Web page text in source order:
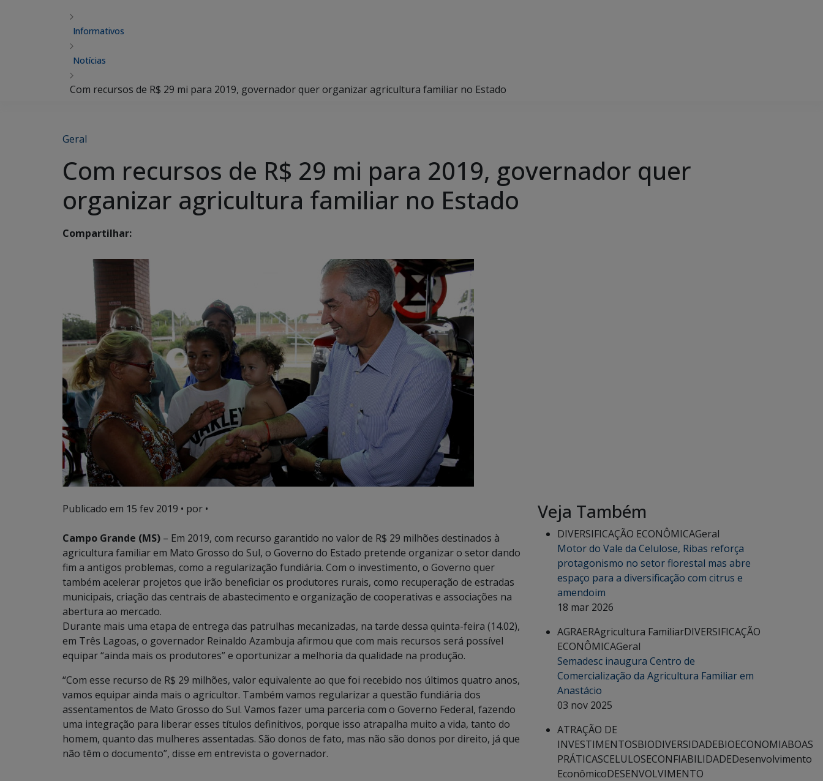
Informativos
Notícias
Com recursos de R$ 29 mi para 2019, governador quer organizar agricultura familiar no Estado
Geral
Com recursos de R$ 29 mi para 2019, governador quer
organizar agricultura familiar no Estado
Compartilhar:
Publicado em 15 fev 2019 • por •
Campo Grande (MS) – Em 2019, com recurso garantido no valor de R$ 29 milhões destinados à
agricultura familiar em Mato Grosso do Sul, o Governo do Estado pretende organizar o setor dando
fim a antigos problemas, como a regularização fundiária. Com o investimento, o Governo quer
também acelerar projetos que irão beneficiar os produtores rurais, como recuperação de estradas
municipais, criação das centrais de abastecimento e organização de cooperativas e associações na
abertura ao mercado.
Durante mais uma etapa de entrega das patrulhas mecanizadas, na tarde dessa quinta-feira (14.02),
em Três Lagoas, o governador Reinaldo Azambuja afirmou que com mais recursos será possível
equipar “ainda mais os produtores” e oportunizar a melhoria da qualidade na produção.
“Com esse recurso de R$ 29 milhões, valor equivalente ao que foi recebido nos últimos quatro anos,
vamos equipar ainda mais o agricultor. Também vamos regularizar a questão fundiária dos
assentamentos de Mato Grosso do Sul. Vamos fazer uma parceria com o Governo Federal, fazendo
uma integração para liberar esses títulos definitivos, porque isso atrapalha muito a vida, tanto do
homem, quanto das mulheres assentadas. São donos de fato, mas não são donos por direito, já que
não têm o documento”, disse em entrevista o governador.
Veja Também
DIVERSIFICAÇÃO ECONÔMICAGeral
Motor do Vale da Celulose, Ribas reforça
protagonismo no setor florestal mas abre
espaço para a diversificação com citrus e
amendoim
18 mar 2026
AGRAERAgricultura FamiliarDIVERSIFICAÇÃO
ECONÔMICAGeral
Semadesc inaugura Centro de
Comercialização da Agricultura Familiar em
Anastácio
03 nov 2025
ATRAÇÃO DE
INVESTIMENTOSBIODIVERSIDADEBIOECONOMIABOAS
PRÁTICASCELULOSECONFIABILIDADEDesenvolvimento
EconômicoDESENVOLVIMENTO